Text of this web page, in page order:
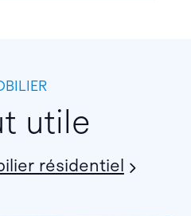
utile
résidentiel